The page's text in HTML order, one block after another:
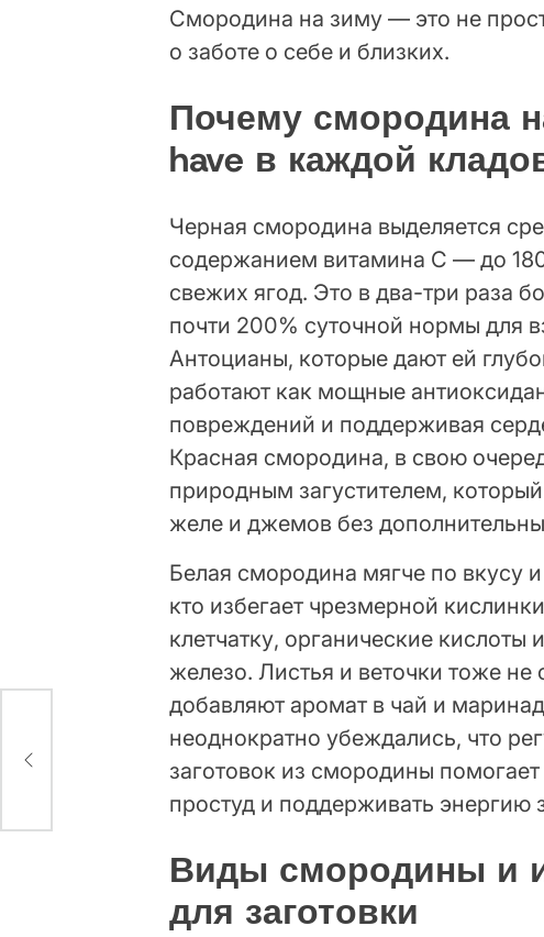
Смородина на зиму — это не
о заботе о себе и близких.
Почему смородина
have в каждой
Черная смородина выделяется
содержанием витамина С — до
свежих ягод. Это в два-три раза
почти 200% суточной нормы для
Антоцианы, которые дают ей
работают как мощные
повреждений и поддерживая
Красная смородина, в свою
природным загустителем,
желе и джемов без
Белая смородина мягче по вкусу
кто избегает чрезмерной
клетчатку, органические
железо. Листья и веточки тоже не
добавляют аромат в чай и
неоднократно убеждались, что
заготовок из смородины
простуд и поддерживать энергию
Виды смородины и
для заготовки